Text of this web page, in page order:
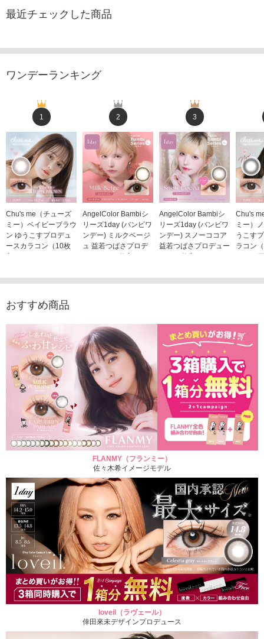
最近チェックした商品
ワンデーランキング
1
Chu's me（チューズ
ミー）ベイビーブラウ
ン ゆうこすプロデュ
ースカラコン（10枚
2
AngelColor Bambiシ
リーズ1day (バンビワ
ンデー) ミルクベージ
ュ 益若つばさプロデ
3
AngelColor Bambiシ
リーズ1day (バンビワ
ンデー) スノーココア
益若つばさプロデュー
Chu's
ミー）
うこす
ラコン
おすすめ商品
FLANMY（フランミー）
佐々木希イメージモデル
loveil（ラヴェール）
倖田來未デザインプロデュース